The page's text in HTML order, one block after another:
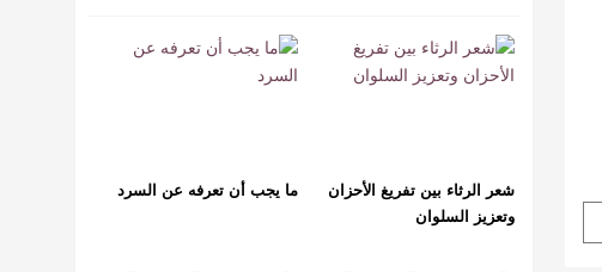
شعر الرثاء بين تفريغ الأحزان
وتعزيز السلوان
ما يجب أن تعرفه عن السرد